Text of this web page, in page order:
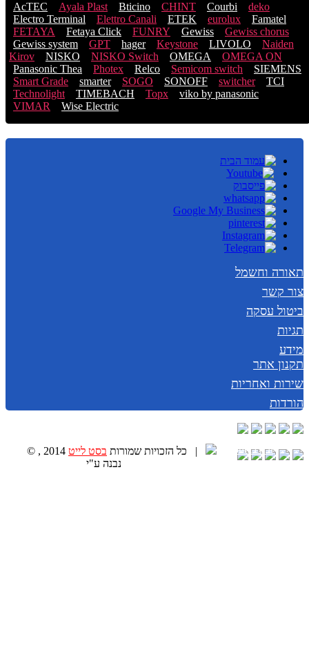
AcTEC Ayala Plast Bticino CHINT Courbi
deko
Electro Terminal
Elettro Canali ETEK eurolux
Famatel
FETAYA
Fetaya Click FUNRY Gewiss
Gewiss chorus
Gewiss system
GPT hager Keystone LIVOLO
Naiden
Kirov
NISKO NISKO Switch OMEGA
OMEGA ON
Panasonic Thea
Photex Relco Semicom switch
SIEMENS
Smart Grade
smarter SOGO SONOFF switcher
TCI
Technolight
TIMEBACH Topx
viko by panasonic
VIMAR
Wise Electric
תאורה וחשמל
צור קשר
ביטול עסקה
תגיות
מידע
תקנון אתר
שירות ואחריות
הורדות
© , 2014 כל הזכויות שמורות בסט לייט
|
נבנה ע"י